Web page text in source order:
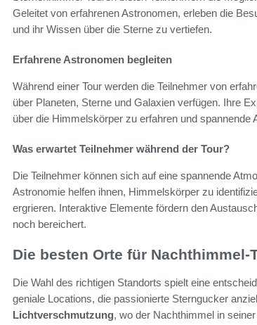
Geleitet von erfahrenen Astronomen, erleben die
und ihr Wissen über die Sterne zu vertiefen.
Erfahrene Astronomen begleiten
Während einer Tour werden die Teilnehmer von
über Planeten, Sterne und Galaxien verfügen. Ihre
über die Himmelskörper zu erfahren und
Was erwartet Teilnehmer während der Tour?
Die Teilnehmer können sich auf eine spannende
Astronomie helfen ihnen, Himmelskörper zu
ergrieren. Interaktive Elemente fördern den
noch bereichert.
Die besten Orte für Nachthimmel-
Die Wahl des richtigen Standorts spielt eine
geniale Locations, die passionierte Sterngucker
Lichtverschmutzung, wo der Nachthimmel in